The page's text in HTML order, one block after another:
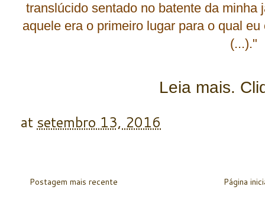
translúcido sentado no batente da minha
aquele era o primeiro lugar para o qual
(...)."
Leia mais.
at setembro 13, 2016
Postagem mais recente Página